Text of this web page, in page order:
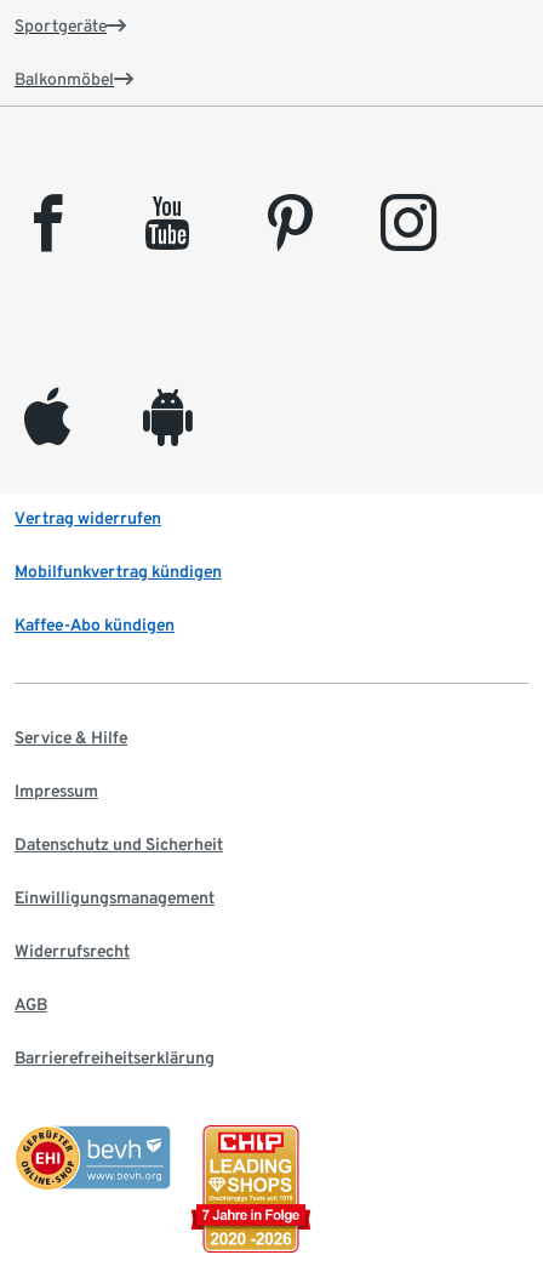
Sportgeräte
Balkonmöbel
facebook youtube pinterest instagram
appleinc android
Vertrag widerrufen
Mobilfunkvertrag kündigen
Kaffee-Abo kündigen
Service & Hilfe
Impressum
Datenschutz und Sicherheit
Einwilligungsmanagement
Widerrufsrecht
AGB
Barrierefreiheitserklärung